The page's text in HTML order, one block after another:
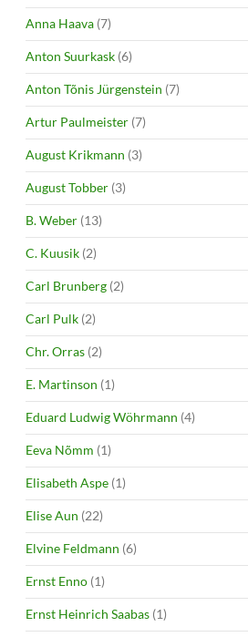
Anna Haava (7)
Anton Suurkask (6)
Anton Tõnis Jürgenstein (7)
Artur Paulmeister (7)
August Krikmann (3)
August Tobber (3)
B. Weber (13)
C. Kuusik (2)
Carl Brunberg (2)
Carl Pulk (2)
Chr. Orras (2)
E. Martinson (1)
Eduard Ludwig Wöhrmann (4)
Eeva Nõmm (1)
Elisabeth Aspe (1)
Elise Aun (22)
Elvine Feldmann (6)
Ernst Enno (1)
Ernst Heinrich Saabas (1)